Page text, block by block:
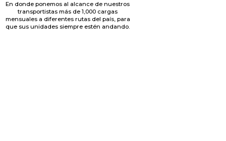
En donde ponemos al alcance de nuestros
transportistas más de 1,000 cargas
mensuales a diferentes rutas del país, para
que sus unidades siempre estén andando.